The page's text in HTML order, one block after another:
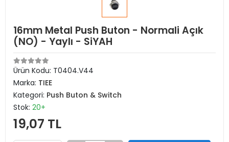
16mm Metal Push Buton - Normali Açık
(NO) - Yaylı - SiYAH
Ürün Kodu: T0404.V44
Marka: TIEE
Kategori: Push Buton & Switch
Stok: 20+
19,07 TL